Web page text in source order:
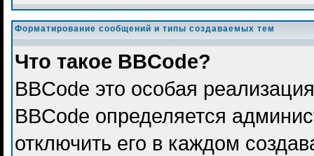
Форматирование сообщений и типы создаваемых тем
Что такое BBCode?
BBCode это особая
BBCode определяется
отключить его в каждом